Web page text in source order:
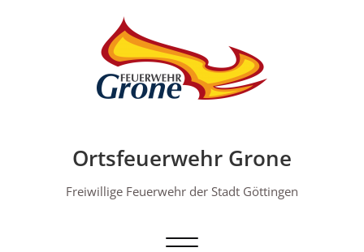
Ortsfeuerwehr Grone
Freiwillige Feuerwehr der Stadt Göttingen
Schalte Navigation